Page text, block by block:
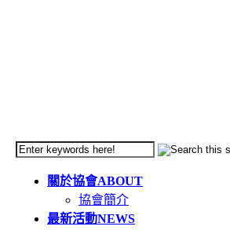
關於協會ABOUT
協會簡介
最新活動NEWS